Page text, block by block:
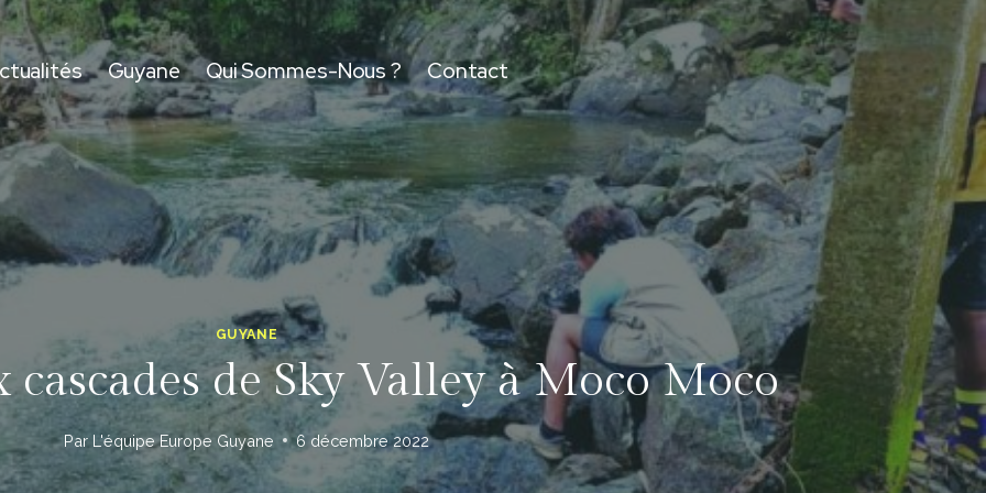
Guyane Qui Sommes-Nous ? Contact
GUYANE
de Sky Valley à Moco Moco
Par L'équipe Europe Guyane 6 décembre 2022